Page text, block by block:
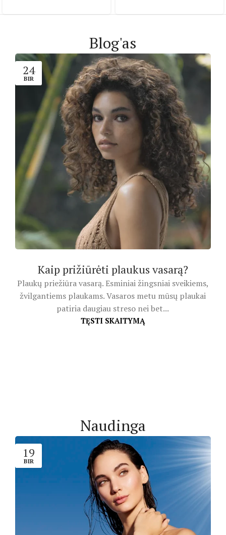
Blog'as
24
BIR
Kaip prižiūrėti plaukus vasarą?
Plaukų priežiūra vasarą. Esminiai žingsniai sveikiems,
žvilgantiems plaukams. Vasaros metu mūsų plaukai
patiria daugiau streso nei bet...
TĘSTI SKAITYMĄ
Naudinga
19
BIR